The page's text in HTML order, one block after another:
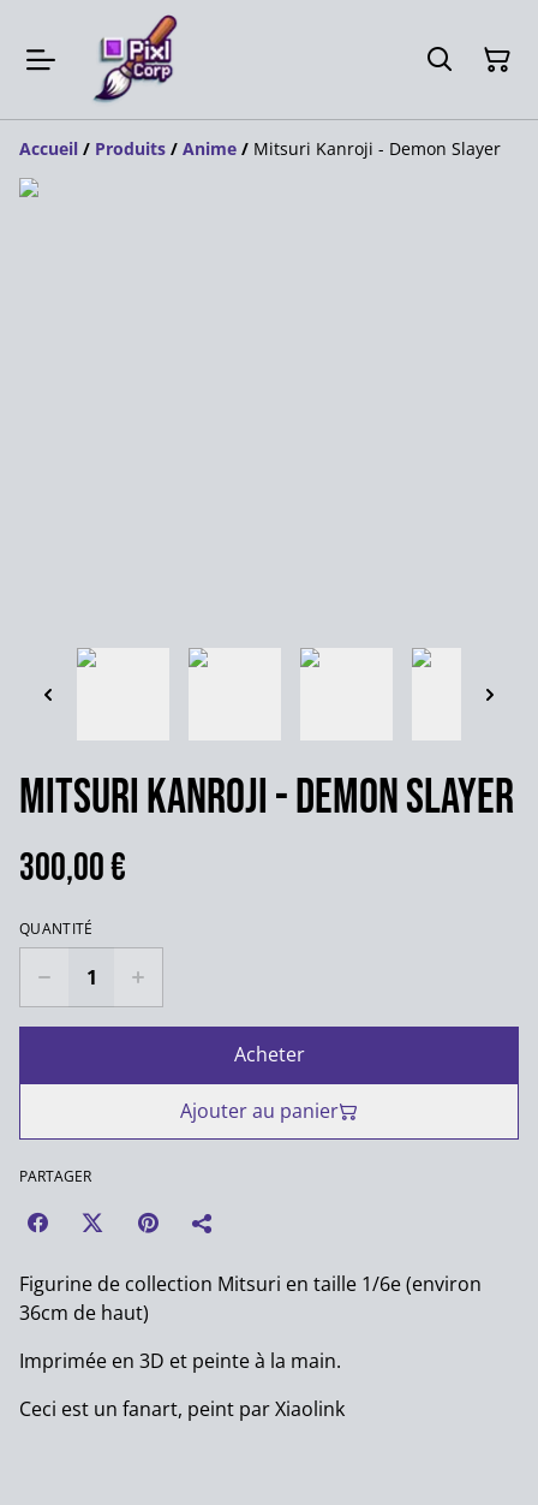
Accueil / Produits / Anime / Mitsuri Kanroji - Demon Slayer
Mitsuri Kanroji - Demon Slayer
300,00 €
QUANTITÉ
Acheter
Ajouter au panier
PARTAGER
Figurine de collection Mitsuri en taille 1/6e (environ
36cm de haut)
Imprimée en 3D et peinte à la main.
Ceci est un fanart, peint par Xiaolink